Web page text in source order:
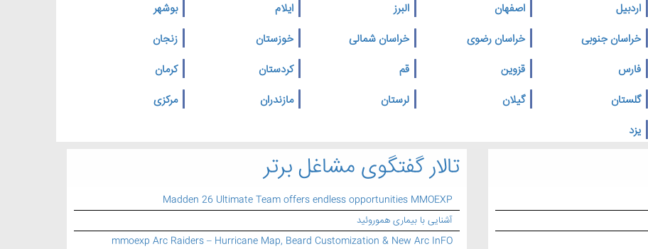
اردبیل اصفهان البرز ایلام
بوشهر
خراسان جنوبی خراسان رضوی خراسان شمالی خوزستان
زنجان
فارس قزوین قم کردستان
کرمان
گلستان گیلان لرستان مازندران
مرکزی
یزد
تالار گفتگوی مشاغل برتر
Madden 26 Ultimate Team offers endless opportunities MMOEXP
آشنایی با بیماری هموروئید
mmoexp Arc Raiders – Hurricane Map, Beard Customization & New Arc InFO